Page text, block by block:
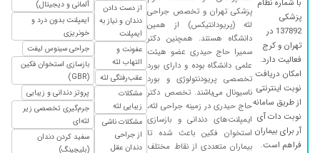
عصب کشی انجام دادم دندان شماره ۷ خیلی راضی
بودم
۱۴۰۲/۰۵/۰۵
جراحی لثه انجام دادم خیلی راضی ام تشکر بی
نهایت
۱۴۰۲/۰۵/۱۴
من لثه هام خیلی اسیب داشت با سه جلسه مراجعه
به خانم دکتر نتیجه گرفتم خیلی راضی هستم از
برخورد و کار حرفه ای ایشون
۱۴۰۲/۱۱/۱۱
ایمپلنت پانچ برام برام انجام دادن بدون درد و ۱۴۰۳/۰۹/۱۹
با شماره نظام
پزشکی
137892 در
تهران و کرج
فعالیت دارد.
امکان دریافت
نوبت اینترنتی
از طریق سامانه
نوبت دات آی
آر برای بیماران
فراهم است.
پزشکی تهران و تخصص جراحی
لثه (پریودانتیکس) از همین
دانشگاه هستند. همچنین دکتر
سمیرا حاج حیدری عضو هیئت
علمی دانشگاه بوده و دارای بورد
تخصصی پریودنتولوژی و بورد
ناسیونال می‌باشند. تخصص دکتر
حاج حیدری در زمینه جراحی لثه،
ایمپلنت‌های دندانی و بازسازی
استخوان فکین باعث شده تا
بیماران متعددی از نقاط مختلف
از دست دادن
دندان و نیاز به
ایمپلنت
عفونت و
التهاب لثه
عقب‌رفتگی لثه
مشکلات
زیبایی لثه
مشکلات ناشی
از جراحی
دندان عقل
آلمانی و دیجیتال)
ایمپلنت بدون درد و
خونریزی
جراحی سینوس لیفت
بازسازی استخوان فکین
(GBR)
پروتز دندانی و زیبایی
جرم‌گیری تخصصی زیر
لثه‌ای
سفید کردن دندان
(بلیچینگ)